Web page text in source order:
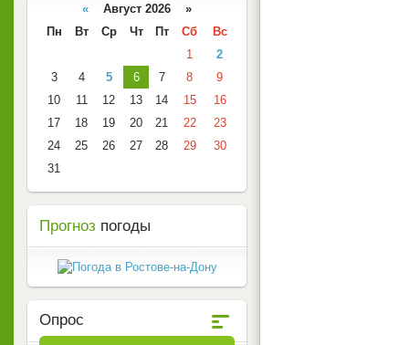
« Август 2026 »
Пн
Вт Ср Чт Пт Сб
Вс
1
2
3
4 5 6 7 8
9
10
11 12 13 14 15
16
17
18 19 20 21 22
23
24
25 26 27 28 29
30
31
Прогноз погоды
Опрос